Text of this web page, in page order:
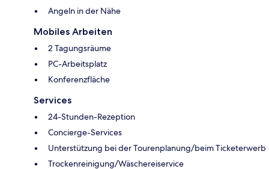
Angeln in der Nähe
Mobiles Arbeiten
2 Tagungsräume
PC-Arbeitsplatz
Konferenzfläche
Services
24-Stunden-Rezeption
Concierge-Services
Unterstützung bei der Tourenplanung/beim Ticketerwerb
Trockenreinigung/Wäschereiservice